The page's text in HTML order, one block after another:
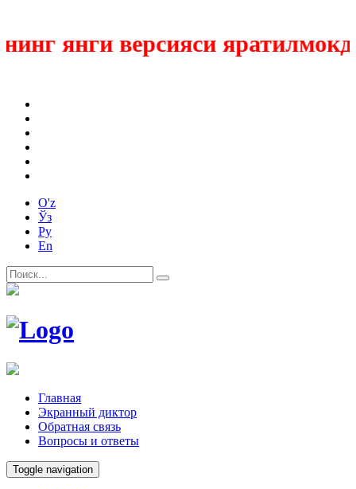
янги версияси яратилмокда
O'z
Ўз
Ру
En
Главная
Экранный диктор
Обратная связь
Вопросы и ответы
Toggle navigation